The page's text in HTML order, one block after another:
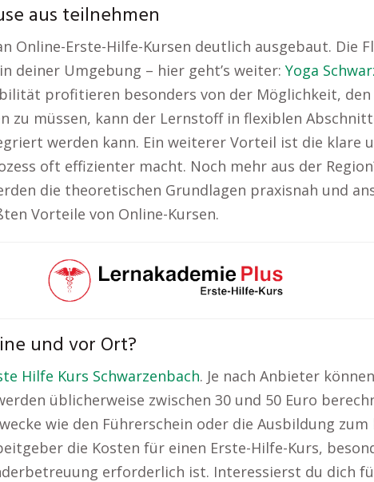
aus teilnehmen
Online-Erste-Hilfe-Kursen deutlich ausgebaut.
deiner Umgebung – hier geht’s weiter: Yoga
profitieren besonders von der Möglichkeit,
zu müssen, kann der Lernstoff in flexiblen
werden kann. Ein weiterer Vorteil ist die klare
oft effizienter macht. Noch mehr aus der
die theoretischen Grundlagen praxisnah und
Vorteile von Online-Kursen.
und vor Ort?
Hilfe Kurs Schwarzenbach. Je nach Anbieter
üblicherweise zwischen 30 und 50 Euro
wie den Führerschein oder die Ausbildung
die Kosten für einen Erste-Hilfe-Kurs,
erforderlich ist. Interessierst du dich